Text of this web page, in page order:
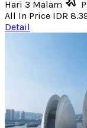
Hari 3 Malam
All In Price IDR
Detail